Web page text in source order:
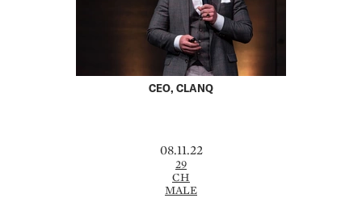
CEO, CLANQ
08.11.22
29
CH
MALE